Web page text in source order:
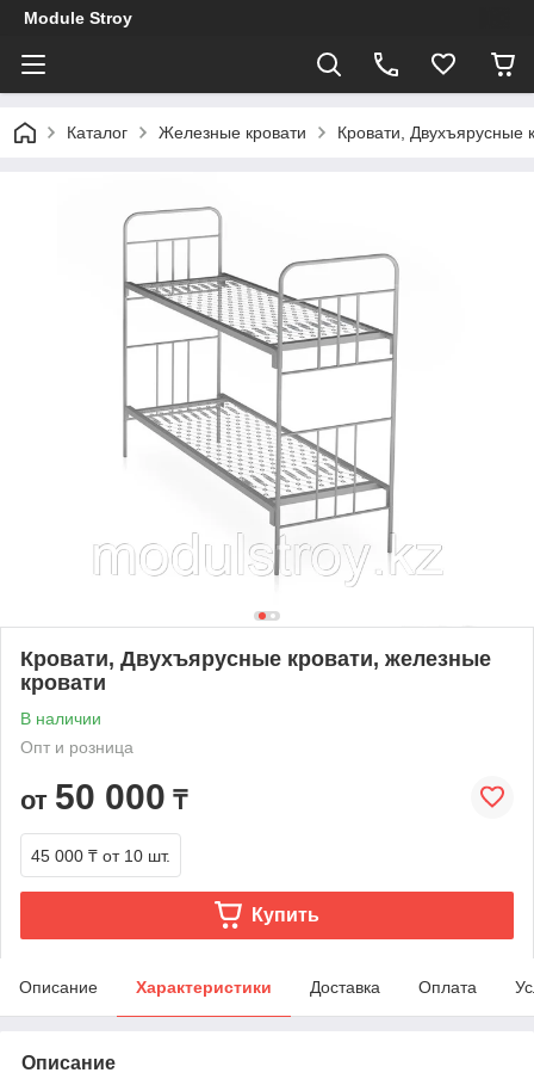
Module Stroy
Каталог Железные кровати Кровати, Двухъярусные
Кровати, Двухъярусные кровати, железные
кровати
В наличии
Опт и розница
от 50 000 ₸
45 000 ₸ от 10 шт.
Купить
Описание Характеристики Доставка Оплата
Описание